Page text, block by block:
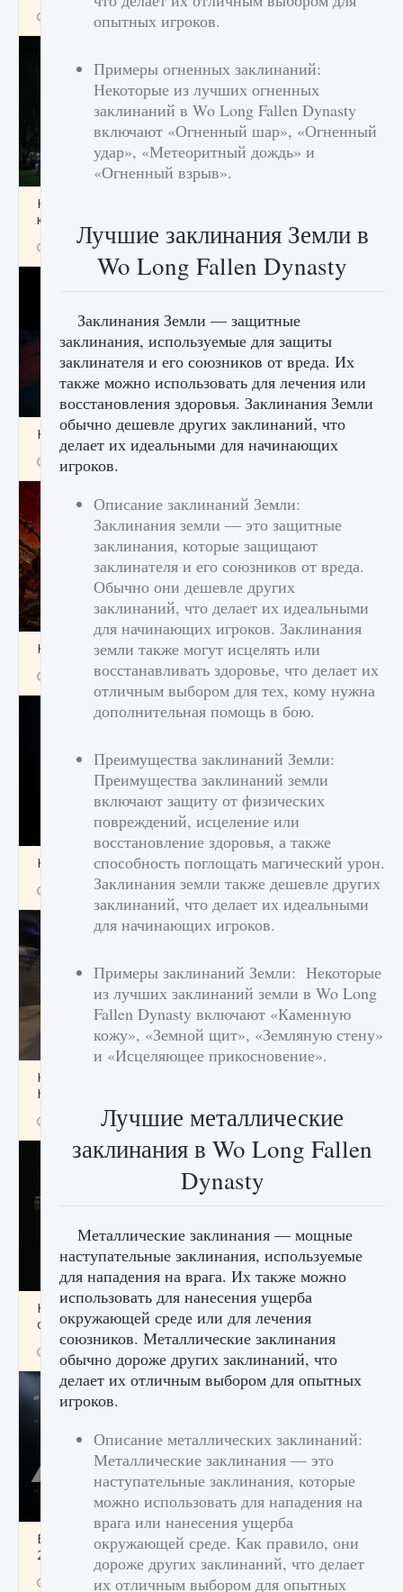
9 августа 2024 1 164
Как исправить ошибку EA FC 25 beta,
которая не работает
9 августа 2024 1 370 0 0
Как создавать предметы в Creatures of Ava
9 августа 2024
Как найти Гробницу Изгоев в Diablo 4
9 августа 2024 1 337 0 0
Как получить Thunder Egg в Stardew Valley
9 августа 2024 1 244 0 0
Как исправить неработающие награды For
Honor
9 августа 2024 1 205 0
Как разблокировать чертеж счастливого
оружия в MW3 и Warzone
9 августа 2024 0
Все новые функции Ultimate Team в EA FC
25
9 августа 2024 1 297 0 0
опытных игроков.
Примеры огненных заклинаний:
Некоторые из лучших огненных
заклинаний в Wo Long Fallen Dynasty
включают «Огненный шар», «Огненный
удар», «Метеоритный дождь» и
«Огненный взрыв».
Лучшие заклинания Земли в
Wo Long Fallen Dynasty
Заклинания Земли — защитные
заклинания, используемые для защиты
заклинателя и его союзников от вреда. Их
также можно использовать для лечения или
восстановления здоровья. Заклинания Земли
обычно дешевле других заклинаний, что
делает их идеальными для начинающих
игроков.
Описание заклинаний Земли:
Заклинания земли — это защитные
заклинания, которые защищают
заклинателя и его союзников от вреда.
Обычно они дешевле других
заклинаний, что делает их идеальными
для начинающих игроков. Заклинания
земли также могут исцелять или
восстанавливать здоровье, что делает их
отличным выбором для тех, кому нужна
дополнительная помощь в бою.
Преимущества заклинаний Земли:
Преимущества заклинаний земли
включают защиту от физических
повреждений, исцеление или
восстановление здоровья, а также
способность поглощать магический урон.
Заклинания земли также дешевле других
заклинаний, что делает их идеальными
для начинающих игроков.
Примеры заклинаний Земли: Некоторые
из лучших заклинаний земли в Wo Long
Fallen Dynasty включают «Каменную
кожу», «Земной щит», «Земляную стену»
и «Исцеляющее прикосновение».
Лучшие металлические
заклинания в Wo Long Fallen
Dynasty
Металлические заклинания — мощные
наступательные заклинания, используемые
для нападения на врага. Их также можно
использовать для нанесения ущерба
окружающей среде или для лечения
союзников. Металлические заклинания
обычно дороже других заклинаний, что
делает их отличным выбором для опытных
игроков.
Описание металлических заклинаний:
Металлические заклинания — это
наступательные заклинания, которые
можно использовать для нападения на
врага или нанесения ущерба
окружающей среде. Как правило, они
дороже других заклинаний, что делает
их отличным выбором для опытных